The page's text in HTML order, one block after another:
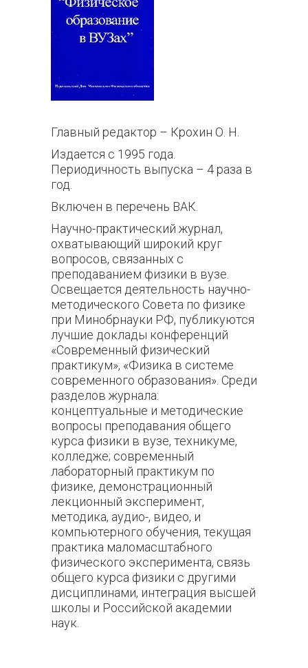
Главный редактор – Крохин О. Н.
Издается с 1995 года.
Периодичность выпуска – 4 раза в
год.
Включен в перечень ВАК.
Научно-практический журнал,
охватывающий широкий круг
вопросов, связанных с
преподаванием физики в вузе.
Освещается деятельность научно-
методического Совета по физике
при Минобрнауки РФ, публикуются
лучшие доклады конференций
«Современный физический
практикум», «Физика в системе
современного образования». Среди
разделов журнала:
концептуальные и методические
вопросы преподавания общего
курса физики в вузе, техникуме,
колледже; современный
лабораторный практикум по
физике, демонстрационный
лекционный эксперимент,
методика, аудио-, видео, и
компьютерного обучения, текущая
практика маломасштабного
физического эксперимента, связь
общего курса физики с другими
дисциплинами, интеграция высшей
школы и Российской академии
наук.